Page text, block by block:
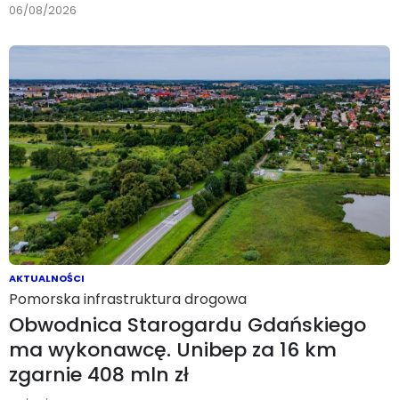
06/08/2026
AKTUALNOŚCI
Pomorska infrastruktura drogowa
Obwodnica Starogardu Gdańskiego
ma wykonawcę. Unibep za 16 km
zgarnie 408 mln zł